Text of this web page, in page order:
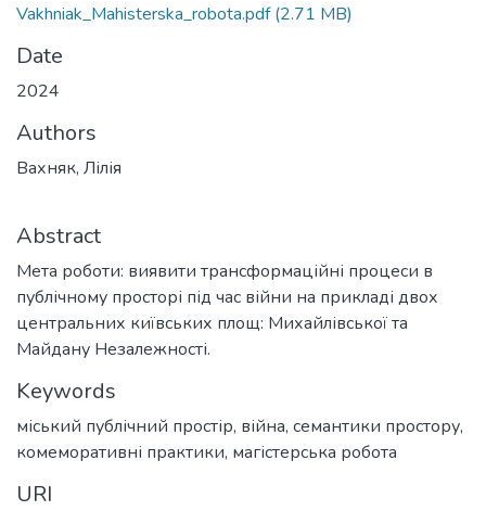
Vakhniak_Mahisterska_robota.pdf(2.71 MB)
Date
2024
Authors
Вахняк, Лілія
Abstract
Мета роботи: виявити трансформаційні процеси в
публічному просторі під час війни на прикладі двох
центральних київських площ: Михайлівської та
Майдану Незалежності.
Keywords
міський публічний простір, війна, семантики простору,
комеморативні практики, магістерська робота
URI